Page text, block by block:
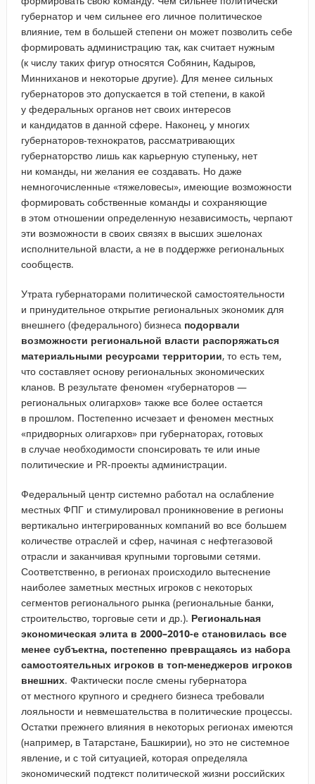
губернатор и чем сильнее его личное политическое
влияние, тем в большей степени он может позволить себе
формировать администрацию так, как считает нужным
(к числу таких фигур относятся Собянин, Кадыров,
Минниханов и некоторые другие). Для менее сильных
губернаторов это допускается в той степени, в какой
у федеральных органов нет своих интересов
и кандидатов в данной сфере. Наконец, у многих
губернаторов-технократов, рассматривающих
губернаторство лишь как карьерную ступеньку, нет
ни команды, ни желания ее создавать. Но даже
немногочисленные «тяжеловесы», имеющие возможности
формировать собственные команды и сохраняющие
в этом отношении определенную независимость, черпают
эти возможности в своих связях в высших эшелонах
исполнительной власти, а не в поддержке региональных
сообществ.
Утрата губернаторами политической самостоятельности
и принудительное открытие региональных экономик для
внешнего (федерального) бизнеса подорвали
возможности региональной власти распоряжаться
материальными ресурсами территории, то есть тем,
что составляет основу региональных экономических
кланов. В результате феномен «губернаторов —
региональных олигархов» также все более остается
в прошлом. Постепенно исчезает и феномен местных
«придворных олигархов» при губернаторах, готовых
в случае необходимости спонсировать те или иные
политические и PR-проекты администрации.
Федеральный центр системно работал на ослабление
местных ФПГ и стимулировал проникновение в регионы
вертикально интегрированных компаний во все большем
количестве отраслей и сфер, начиная с нефтегазовой
отрасли и заканчивая крупными торговыми сетями.
Соответственно, в регионах происходило вытеснение
наиболее заметных местных игроков с некоторых
сегментов регионального рынка (региональные банки,
строительство, торговые сети и др.). Региональная
экономическая элита в 2000–2010-е становилась все
менее субъектна, постепенно превращаясь из набора
самостоятельных игроков в топ-менеджеров игроков
внешних. Фактически после смены губернатора
от местного крупного и среднего бизнеса требовали
лояльности и невмешательства в политические процессы.
Остатки прежнего влияния в некоторых регионах имеются
(например, в Татарстане, Башкирии), но это не системное
явление, и с той ситуацией, которая определяла
экономический подтекст политической жизни российских